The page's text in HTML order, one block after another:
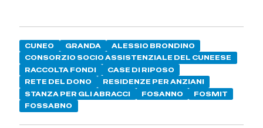
CUNEO GRANDA
ALESSIO BRONDINO
CONSORZIO SOCIO ASSISTENZIALE DEL CUNEESE
RACCOLTA FONDI
CASE DI RIPOSO
RETE DEL DONO
RESIDENZE PER ANZIANI
STANZA PER GLI ABRACCI
FOSANNO
FOSMIT
FOSSABNO